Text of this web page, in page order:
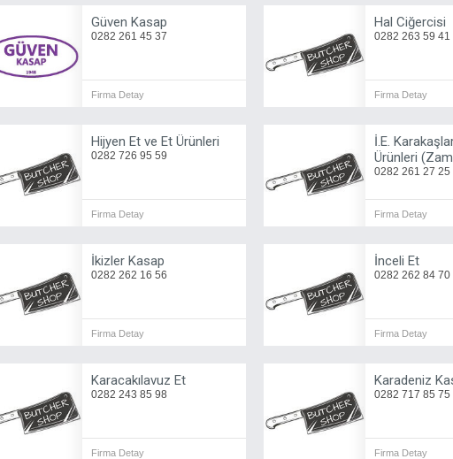
Güven Kasap
0282 261 45 37
Firma Detay
Hal Ciğercisi
0282 263 59 41
Firma Detay
Hijyen Et ve Et Ürünleri
0282 726 95 59
Firma Detay
İ.E.
Ürünleri
0282 261 27 25
Firma Detay
İkizler Kasap
0282 262 16 56
Firma Detay
İnceli Et
0282 262 84 70
Firma Detay
Karacakılavuz Et
0282 243 85 98
Firma Detay
Karadeniz
0282 717 85 75
Firma Detay